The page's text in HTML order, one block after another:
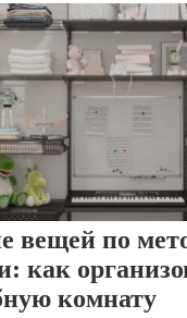
привычные шкафы
и на их место приходят
хранения. Такие
даже в небольшом
важных
беспорядок, а
помещения.
вариант – система
вещей по
как
комнату